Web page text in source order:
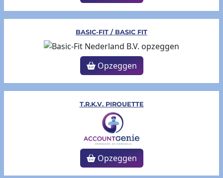
BASIC-FIT / BASIC FIT
Opzeggen
T.R.K.V. PIROUETTE
Opzeggen